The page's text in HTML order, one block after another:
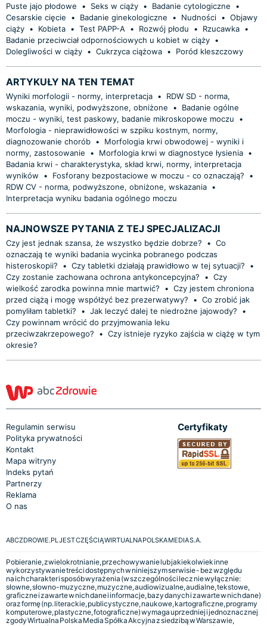
Puste jajo płodowe
• Seks w ciąży • Badanie cytologiczne
•
Cesarskie cięcie
• Badanie ginekologiczne • Nudności • Objawy
ciąży • Kobieta • Test PAPP-A • Rozwój płodu • Rzucawka •
Badanie przeciwciał odpornościowych u kobiet w ciąży •
Dolegliwości w ciąży • Cukrzyca ciążowa • Poród kleszczowy
ARTYKUŁY NA TEN TEMAT
Wyniki morfologii - normy, interpretacja •
RDW SD - norma,
wskazania, wyniki, podwyższone, obniżone
•
Badanie ogólne
moczu - wyniki, test paskowy, badanie mikroskopowe moczu
•
Morfologia - nieprawidłowości w szpiku kostnym, normy,
diagnozowanie chorób •
Morfologia krwi obwodowej - wyniki i
normy, zastosowanie
• Morfologia krwi w diagnostyce łysienia •
Badania krwi - charakterystyka, skład krwi, normy, interpretacja
wyników
• Fosforany bezpostaciowe w moczu - co oznaczają? •
RDW CV - norma, podwyższone, obniżone, wskazania •
Interpretacja wyniku badania ogólnego moczu
NAJNOWSZE PYTANIA Z TEJ SPECJALIZACJI
Czy jest jednak szansa, że wszystko będzie dobrze? • Co
oznaczają te wyniki badania wycinka pobranego podczas
histeroskopii?
• Czy tabletki działają prawidłowo w tej sytuacji?
•
Czy zostanie zachowana ochrona antykoncepcyjna?
• Czy
wielkość zarodka powinna mnie martwić?
• Czy jestem chroniona
przed ciążą i mogę współżyć bez prezerwatywy?
• Co zrobić jak
pomyliłam tabletki?
• Jak leczyć dalej te niedrożne jajowody?
•
Czy powinnam wrócić do przyjmowania leku
przeciwzakrzepowego?
• Czy istnieje ryzyko zajścia w ciążę w tym
okresie?
Regulamin serwisu
Polityka prywatności
Kontakt
Mapa witryny
Indeks pytań
Partnerzy
Reklama
O nas
Certyfikaty
ABCZDROWIE.PL JEST CZĘŚCIĄ WIRTUALNA POLSKA MEDIA S.A.
Pobieranie, zwielokrotnianie, przechowywanie lub jakiekolwiek inne
wykorzystywanie treści dostępnych w niniejszym serwisie - bez względu
na ich charakter i sposób wyrażenia (w szczególności lecz nie wyłącznie:
słowne, słowno-muzyczne, muzyczne, audiowizualne, audialne, tekstowe,
graficzne i zawarte w nich dane i informacje, bazy danych i zawarte w nich dane)
oraz formę (np. literackie, publicystyczne, naukowe, kartograficzne, programy
komputerowe, plastyczne, fotograficzne) wymaga uprzedniej i jednoznacznej
zgody Wirtualna Polska Media Spółka Akcyjna z siedzibą w Warszawie,